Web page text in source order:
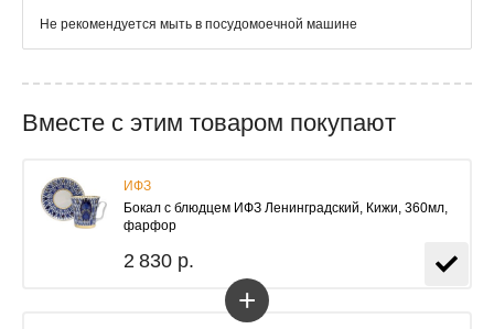
Не рекомендуется мыть в посудомоечной машине
Вместе с этим товаром покупают
ИФЗ
Бокал с блюдцем ИФЗ Ленинградский, Кижи, 360мл,
фарфор
2 830 р.
+